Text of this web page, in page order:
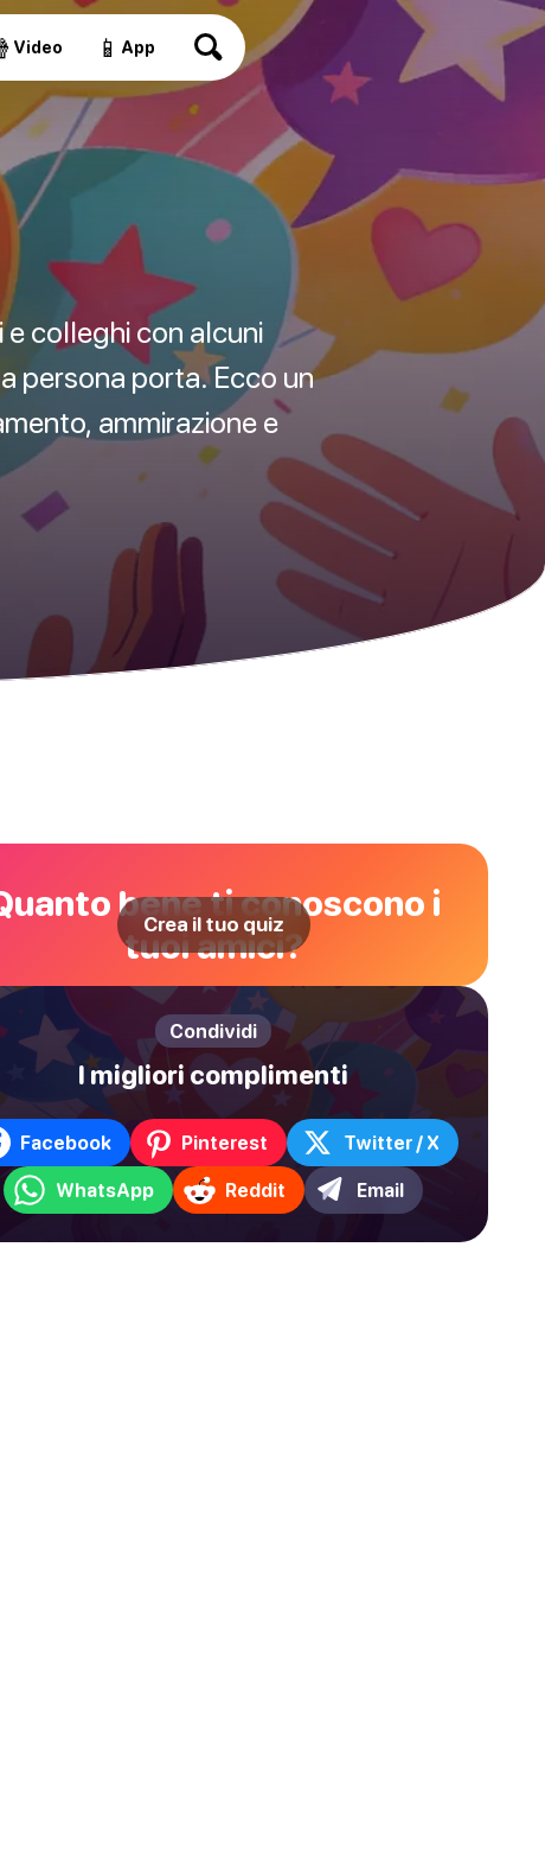
Video 📱 App
e colleghi con alcuni
persona porta. Ecco un
ammirazione e
bene ti conoscono i
tuoi amici?
Crea il tuo quiz
Condividi
I migliori complimenti
Facebook Pinterest Twitter / X
WhatsApp Reddit Email